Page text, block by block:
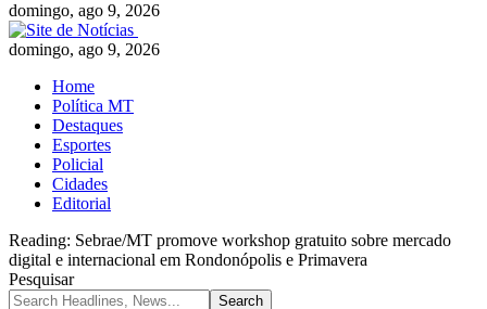
domingo, ago 9, 2026
domingo, ago 9, 2026
Home
Política MT
Destaques
Esportes
Policial
Cidades
Editorial
Reading: Sebrae/MT promove workshop gratuito sobre mercado
digital e internacional em Rondonópolis e Primavera
Pesquisar